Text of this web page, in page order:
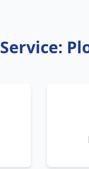
Service: